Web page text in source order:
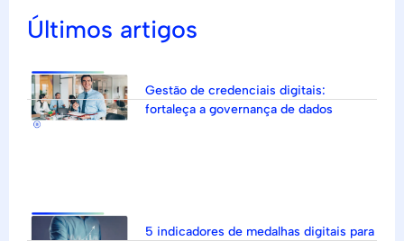
Últimos artigos
Gestão de credenciais digitais:
fortaleça a governança de dados
5 indicadores de medalhas digitais para